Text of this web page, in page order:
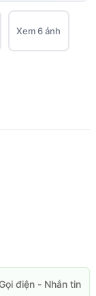
Xem 6 ảnh